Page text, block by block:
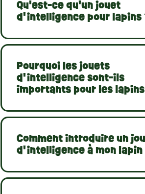
Qu'est-ce qu'un jouet
d'intelligence pour lapins
Pourquoi les jouets
d'intelligence sont-ils
importants pour les
Comment introduire un
d'intelligence à mon lapin